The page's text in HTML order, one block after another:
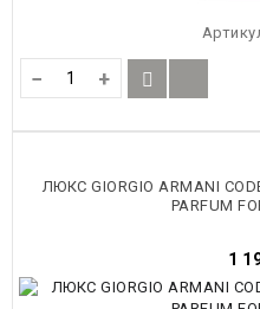
− +
ЛЮКС GIORGIO ARMANI
PARFUM
1